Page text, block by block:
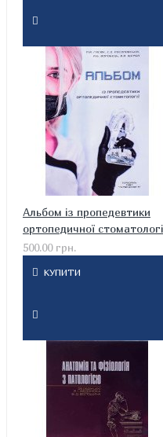
Альбом із пропедевтики
ортопедичної
500.00 грн.
КУПИТИ